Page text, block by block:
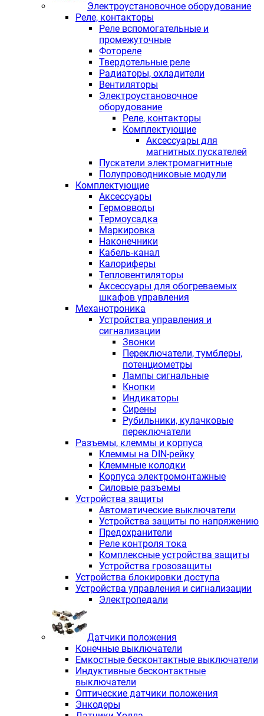
Электроустановочное оборудование
Реле, контакторы
Реле вспомогательные и
промежуточные
Фотореле
Твердотельные реле
Радиаторы, охладители
Вентиляторы
Электроустановочное
оборудование
Реле, контакторы
Комплектующие
Аксессуары для
магнитных пускателей
Пускатели электромагнитные
Полупроводниковые модули
Комплектующие
Аксессуары
Гермовводы
Термоусадка
Маркировка
Наконечники
Кабель-канал
Калориферы
Тепловентиляторы
Аксессуары для обогреваемых
шкафов управления
Механотроника
Устройства управления и
сигнализации
Звонки
Переключатели, тумблеры,
потенциометры
Лампы сигнальные
Кнопки
Индикаторы
Сирены
Рубильники, кулачковые
переключатели
Разъемы, клеммы и корпуса
Клеммы на DIN-рейку
Клеммные колодки
Корпуса электромонтажные
Силовые разъемы
Устройства защиты
Автоматические выключатели
Устройства защиты по напряжению
Предохранители
Реле контроля тока
Комплексные устройства защиты
Устройства грозозащиты
Устройства блокировки доступа
Устройства управления и сигнализации
Электропедали
Датчики положения
Конечные выключатели
Емкостные бесконтактные выключатели
Индуктивные бесконтактные
выключатели
Оптические датчики положения
Энкодеры